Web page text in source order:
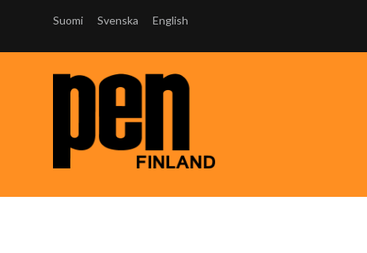
Suomi Svenska English